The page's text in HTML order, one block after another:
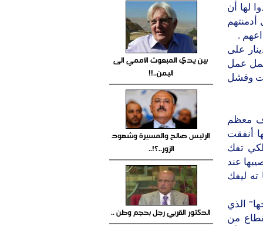
لها أن
.
على
عمل
وفشل
معظم
أنفقت
تفك
عند
ليفك
الذي
من
بين يدي المبعوث الأممي الى
اليمن..!!
الرئيس صالح والمسيرة وشهود
الزور..؟!..
الدكتور القربي رجل بحجم وطن ..